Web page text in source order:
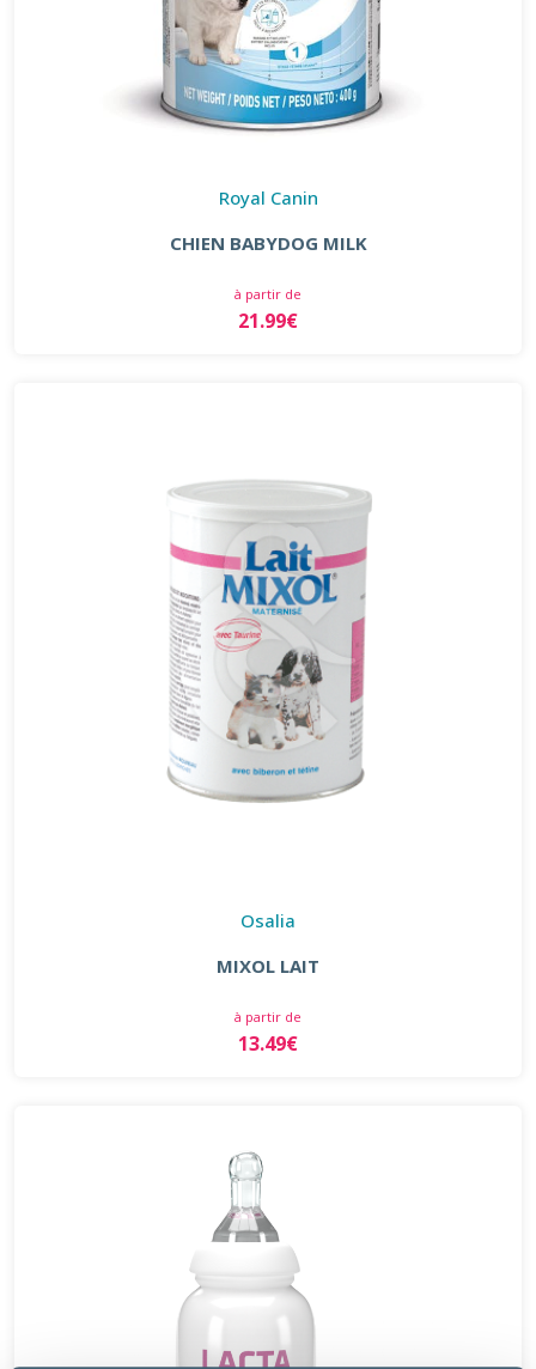
Royal Canin
CHIEN BABYDOG MILK
à partir de
21.99€
Osalia
MIXOL LAIT
à partir de
13.49€